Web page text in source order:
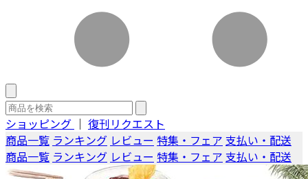
ショッピング ｜ 復刊リクエスト
商品一覧 ランキング レビュー 特集・フェア 支払い・配送
商品一覧 ランキング レビュー 特集・フェア 支払い・配送